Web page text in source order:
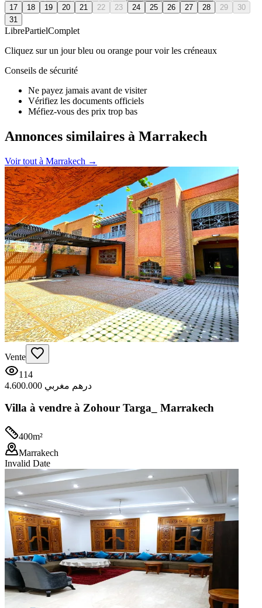
17
18 19 20 21 22 23 24 25 26 27 28 29
30
31
LibrePartielComplet
Cliquez sur un jour bleu ou orange pour voir les créneaux
Conseils de sécurité
Ne payez jamais avant de visiter
Vérifiez les documents officiels
Méfiez-vous des prix trop bas
Annonces similaires à Marrakech
Voir tout à Marrakech →
Vente
114
4.600.000 درهم مغربي
Villa à vendre à Zohour Targa_ Marrakech
400m²
Marrakech
Invalid Date